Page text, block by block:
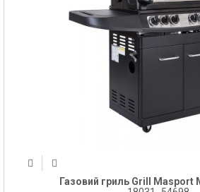
Газовий гриль Grill Masport